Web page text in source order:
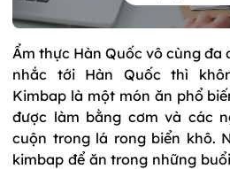
Ẩm thực Hàn Quốc vô cùng đa
nhắc tới Hàn Quốc thì
Kimbap là một món ăn phổ
được làm bằng cơm và các
cuộn trong lá rong biển khô.
kimbap để ăn trong những